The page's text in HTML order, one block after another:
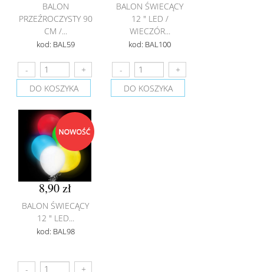
BALON
PRZEŹROCZYSTY 90
CM /...
kod: BAL59
DO KOSZYKA
BALON ŚWIECĄCY
12 " LED /
WIECZÓR...
kod: BAL100
DO KOSZYKA
8,90 zł
BALON ŚWIECĄCY
12 " LED...
kod: BAL98